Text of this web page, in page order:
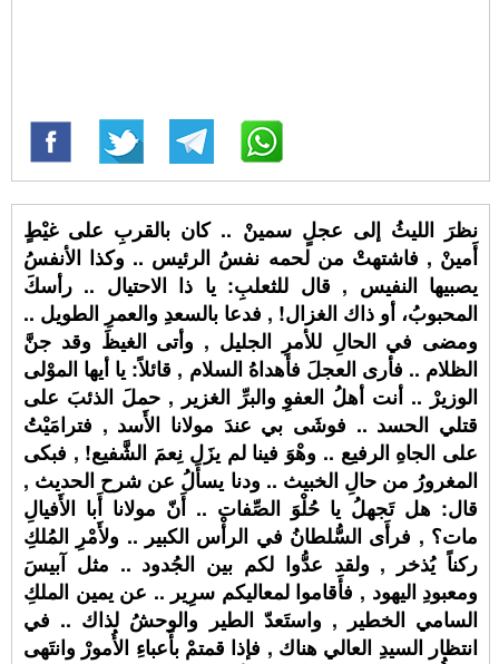
نظرَ الليثُ إلى عجلٍ سمينْ .. كان بالقربِ على غيْطٍ
أَمينْ , فاشتهتْ من لحمه نفسُ الرئيس .. وكذا الأنفسُ
يصبيها النفيس , قال للثعلبِ: يا ذا الاحتيال .. رأسكَ
المحبوبُ، أو ذاك الغزال! , فدعا بالسعدِ والعمرِ الطويل ..
ومضى في الحالِ للأمرِ الجليل , وأتى الغيظَ وقد جنَّ
الظلام .. فأرى العجلَ فأهداهُ السلام , قائلاً: يا أيها الموْلى
الوزيرْ .. أنت أهلُ العفوِ والبرِّ الغزير , حملَ الذئبَ على
قتلي الحسد .. فوشَى بي عندَ مولانا الأَسد , فترامَيْتُ
على الجاهِ الرفيع .. وهْوَ فينا لم يزَل نِعمَ الشَّفيع! , فبكى
المغرورُ من حالِ الخبيث .. ودنا يسأَلُ عن شرح الحديث ,
قال: هل تَجهلُ يا حُلْوَ الصِّفات .. أَنّ مولانا أَبا الأَفيالِ
مات؟ , فرأَى السُّلطانُ في الرأْس الكبير .. ولأَمْرِ المُلكِ
ركناً يُذخر , ولقد عدُّوا لكم بين الجُدود .. مثل آبيسَ
ومعبودِ اليهود , فأَقاموا لمعاليكم سرِير .. عن يمين الملكِ
السامي الخطير , واستَعدّ الطير والوحشُ لذاك .. في
انتظار السيدِ العالي هناك , فإذا قمتمْ بأَعباءِ الأُمورْ وانتَهى